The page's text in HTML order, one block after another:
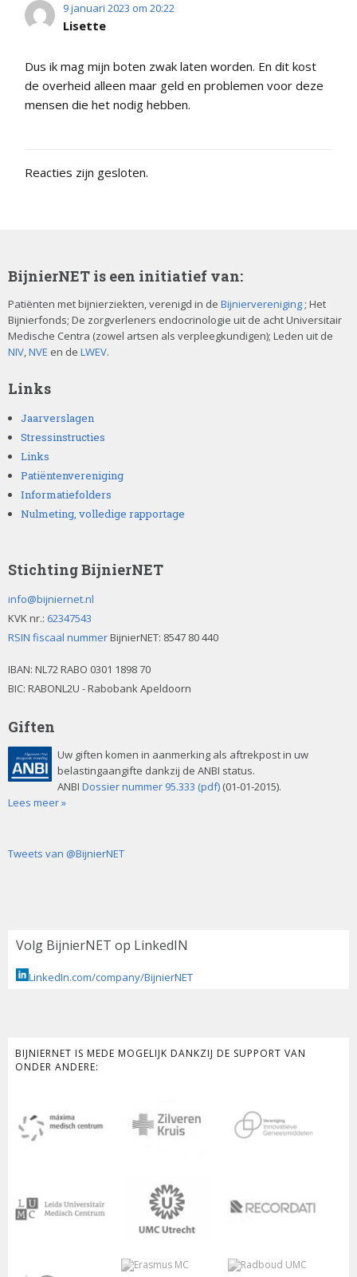
9 januari 2023 om 20:22
Lisette
Dus ik mag mijn boten zwak laten worden. En dit kost
de overheid alleen maar geld en problemen voor deze
mensen die het nodig hebben.
Reacties zijn gesloten.
BijnierNET is een initiatief van:
Patiënten met bijnierziekten, verenigd in de Bijniervereniging ; Het
Bijnierfonds; De zorgverleners endocrinologie uit de acht Universitair
Medische Centra (zowel artsen als verpleegkundigen); Leden uit de
NIV,NVE en de LWEV.
Links
Jaarverslagen
Stressinstructies
Links
Patiëntenvereniging
Informatiefolders
Nulmeting, volledige rapportage
Stichting BijnierNET
info@bijniernet.nl
KVK nr.: 62347543
RSIN fiscaal nummerBijnierNET: 8547 80 440
IBAN: NL72 RABO 0301 1898 70
BIC: RABONL2U - Rabobank Apeldoorn
Giften
Uw giften komen in aanmerking als aftrekpost in uw
belastingaangifte dankzij de ANBI status.
ANBI Dossier nummer 95.333 (pdf) (01-01-2015).
Lees meer »
Tweets van @BijnierNET
Volg BijnierNET op LinkedIN
LinkedIn.com/company/BijnierNET
BIJNIERNET IS MEDE MOGELIJK DANKZIJ DE SUPPORT VAN
ONDER ANDERE: